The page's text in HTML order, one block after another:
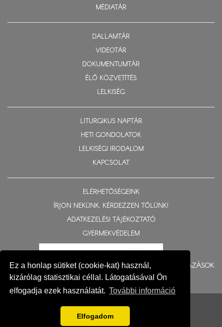
Ez a honlap sütiket (cookie-kat) használ,
kizárólag statisztikai céllal. Látogatásával Ön
elfogadja ezek használatát. További információ
Elfogadom
MÉDIATÁR
DALLAMTÁR
VIDEOTÁR
DOKUMENTUMTÁR
ÉLŐ KÖZVETÍTÉS
LELKISÉG
LITURGIKUS NAPTÁR
HETI GONDOLATOK
LELKISÉGI IRODALOM
KAPCSOLAT
ELÉRHETŐSÉGEINK
ÍRJON NEKÜNK, KÉRDEZZEN TŐLÜNK!
ADATKEZELÉSI TÁJÉKOZTATÓ
GYERMEKVÉDELEM
BERUHÁZÁSOK
Impresszum